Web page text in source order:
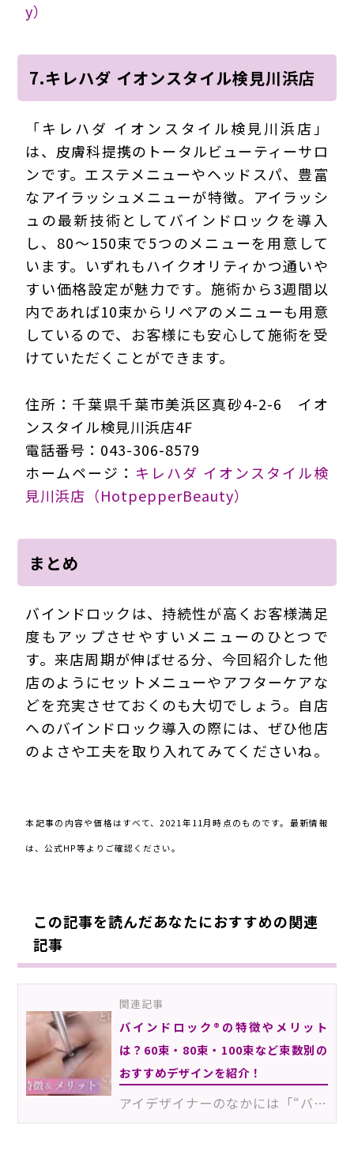
y）
7.キレハダ イオンスタイル検見川浜店
「キレハダ イオンスタイル検見川浜店」
は、皮膚科提携のトータルビューティーサロ
ンです。エステメニューやヘッドスパ、豊富
なアイラッシュメニューが特徴。アイラッシ
ュの最新技術としてバインドロックを導入
し、80～150束で5つのメニューを用意して
います。いずれもハイクオリティかつ通いや
すい価格設定が魅力です。施術から3週間以
内であれば10束からリペアのメニューも用意
しているので、お客様にも安心して施術を受
けていただくことができます。
住所：千葉県千葉市美浜区真砂4-2-6 イオ
ンスタイル検見川浜店4F
電話番号：043-306-8579
ホームページ： キレハダ イオンスタイル検
見川浜店（HotpepperBeauty）
まとめ
バインドロックは、持続性が高くお客様満足
度もアップさせやすいメニューのひとつで
す。来店周期が伸ばせる分、今回紹介した他
店のようにセットメニューやアフターケアな
どを充実させておくのも大切でしょう。自店
へのバインドロック導入の際には、ぜひ他店
のよさや工夫を取り入れてみてくださいね。
本記事の内容や価格はすべて、2021年11月時点のものです。最新情報
は、公式HP等よりご確認ください。
この記事を読んだあなたにおすすめの関連
記事
関連記事
バインドロック®の特徴やメリット
は？60束・80束・100束など束数別の
おすすめデザインを紹介！
アイデザイナーのなかには「“バインドロック®”ってよく聞くけど、何が魅力なんだろう？」「どのくらい持つ…